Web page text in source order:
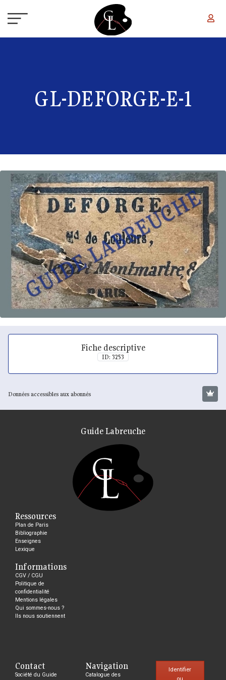
GL-DEFORGE-E-1
Fiche descriptive
ID: 3253
Données accessibles aux abonnés
Guide Labreuche
Ressources
Plan de Paris
Bibliographie
Enseignes
Lexique
Informations
CGV / CGU
Politique de
confidentialité
Mentions légales
Qui sommes-nous ?
Ils nous soutiennent
Contact
Société du Guide
Navigation
Catalogue des
Identifier